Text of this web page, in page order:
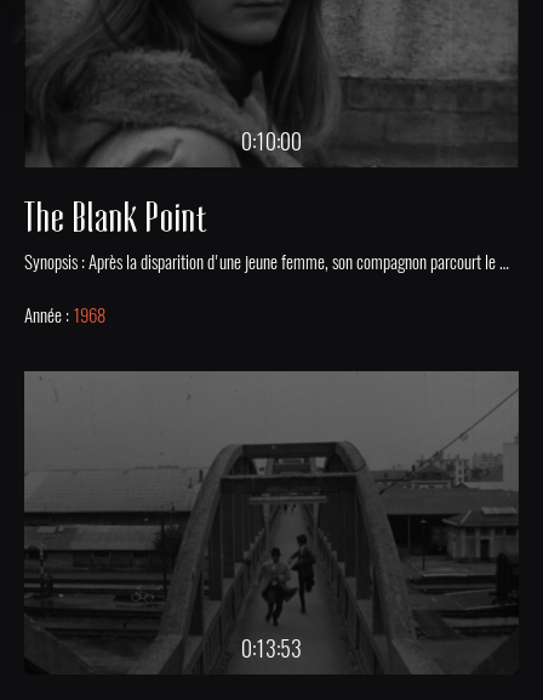
0:10:00
The Blank Point
Synopsis : Après la disparition d'une jeune femme, son compagnon parcourt le monde à sa recherche et fait de multiples rencontres...Sénario et réalisation : Richard MadjarevActeurs : Jean-Claude Julien, Mireille, Mini Mathieu, Jean Mazeaufroid, Jean-Luc Franco, Pierre Crouzeau, Jean Dalbrut, Roger Vulliez, Paulette Deconchat, Robert Deconchat, Richard Madjarev
Année : 1968
0:13:53